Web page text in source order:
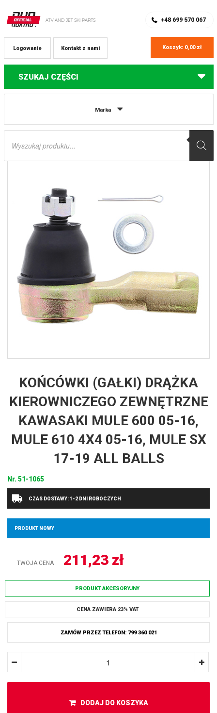
+48 699 570 067
Kontakt z nami
Logowanie Koszyk: 0,00 zł
SZUKAJ CZĘŚCI
Marka
Wyszukiwarka
Części do quadów Kawasaki
610 4X4 05-16, MULE SX 17-19 ALL BALLS
KOŃCÓWKI (GAŁKI) DRĄŻKA
KIEROWNICZEGO ZEWNĘTRZNE
KAWASAKI MULE 600 05-16,
MULE 610 4X4 05-16, MULE SX
17-19 ALL BALLS
Nr.51-1065
CZAS DOSTAWY: 1-2 DNI ROBOCZYCH
PRODUKT NOWY
TWOJA CENA 211,23 zł
PRODUKT AKCESORYJNY
CENA ZAWIERA 23% VAT
ZAMÓW PRZEZ TELEFON: 799 360 021
DODAJ DO KOSZYKA